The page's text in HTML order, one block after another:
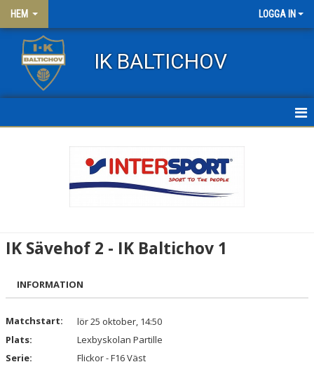
HEM LOGGA IN
IK BALTICHOV
KALENDER
VÅRA LAG & LEDARE
IK Sävehof 2 - IK Baltichov 1
INFORMATION
Matchstart:
lör 25 oktober, 14:50
Plats:
Lexbyskolan Partille
Serie:
Flickor - F16 Väst